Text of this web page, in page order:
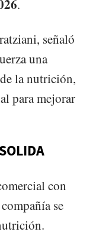
.
señaló
una
la nutrición,
para mejorar
con
se